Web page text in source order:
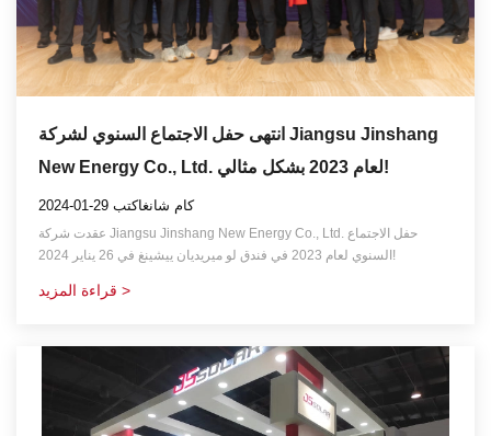
انتهى حفل الاجتماع السنوي لشركة Jiangsu Jinshang
New Energy Co., Ltd. لعام 2023 بشكل مثالي!
2024-01-29 كام شانغاكتب
عقدت شركة Jiangsu Jinshang New Energy Co., Ltd. حفل الاجتماع
السنوي لعام 2023 في فندق لو ميريديان ييشينغ في 26 يناير 2024!
قراءة المزيد >